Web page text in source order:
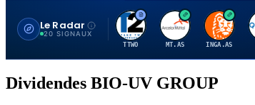
Le Radar
20 SIGNAUX
T
TTWO
A
MT.AS
I
INGA.AS
Dividendes BIO-UV GROUP